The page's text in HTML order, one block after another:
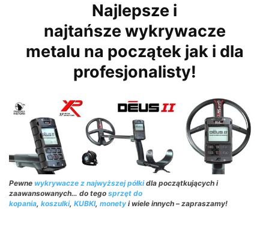
Najlepsze i
najtańsze wykrywacze
metalu na początek jak i dla
profesjonalisty!
Pewne wykrywacze z najwyższej półkidla początkujących i
zaawansowanych… do tego sprzęt do
kopania, koszulki, KUBKI, monety i wiele innych – zapraszamy!